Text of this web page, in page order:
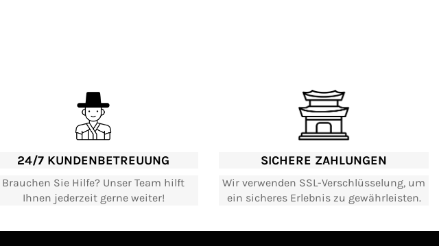
24/7 KUNDENBETREUUNG
Brauchen Sie Hilfe? Unser Team hilft
Ihnen jederzeit gerne weiter!
SICHERE ZAHLUNGEN
Wir verwenden SSL-Verschlüsselung, um
ein sicheres Erlebnis zu gewährleisten.